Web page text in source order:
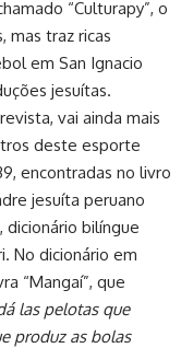
“Culturapy”, o
mas traz ricas
em San Ignacio
jesuítas.
vai ainda mais
deste esporte
encontradas no livro
jesuíta peruano
dicionário bilíngue
No dicionário em
“Mangaí”, que
las pelotas que
produz as bolas